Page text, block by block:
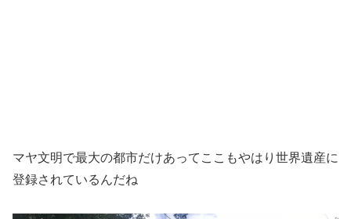
マヤ文明で最大の都市だけあってここもやはり世界遺産に
登録されているんだね